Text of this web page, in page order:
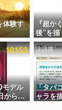
一覧
記事
が数千以上！ ペー
人々に読まれた、電
ました。
体験す
ウィッ
コ語に
キング
コの
声
『超か
後”を描
Web連
ガレー
にて特
のお話
10153
モデル
から
る星
注目度
「タバ
ャラを
聴者の